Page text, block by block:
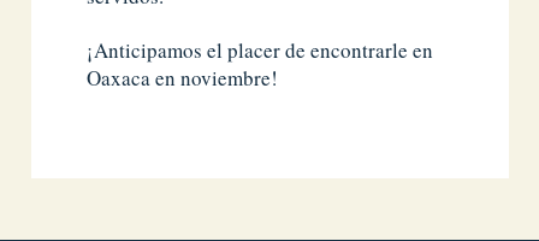
¡Anticipamos el placer de encontrarle en
Oaxaca en noviembre!